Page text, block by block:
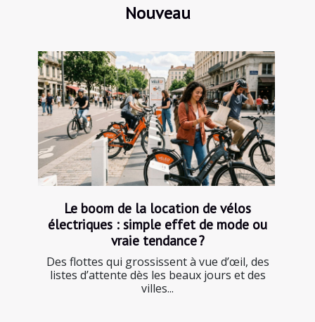
Nouveau
Le boom de la location de vélos
électriques : simple effet de mode ou
vraie tendance ?
Des flottes qui grossissent à vue d’œil, des
listes d’attente dès les beaux jours et des
villes...